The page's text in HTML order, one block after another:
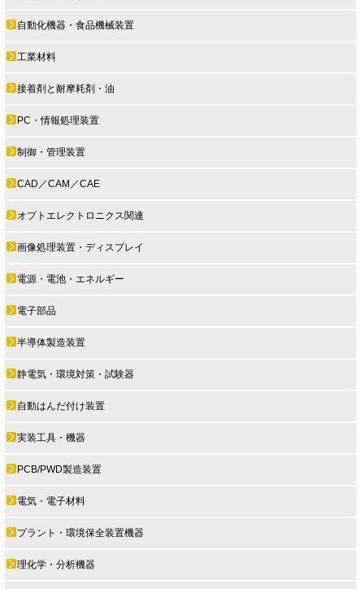
自動化機器・食品機械装置
工業材料
接着剤と耐摩耗剤・油
PC・情報処理装置
制御・管理装置
CAD／CAM／CAE
オプトエレクトロニクス関連
画像処理装置・ディスプレイ
電源・電池・エネルギー
電子部品
半導体製造装置
静電気・環境対策・試験器
自動はんだ付け装置
実装工具・機器
PCB/PWD製造装置
電気・電子材料
プラント・環境保全装置機器
理化学・分析機器